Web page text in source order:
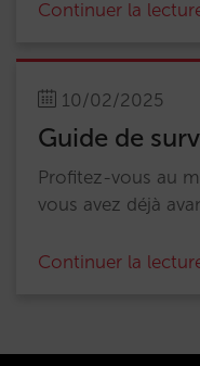
Continuer la
10/02/2025
Guide de
Profitez-vous au
vous avez déjà
Continuer la